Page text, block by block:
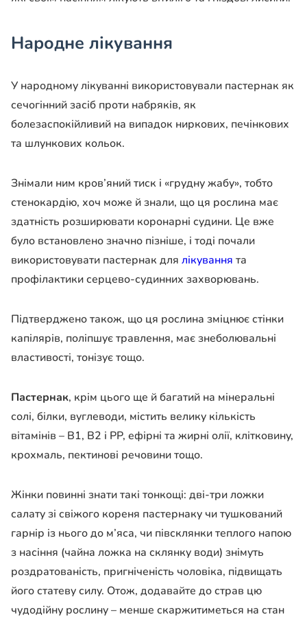
Народне лікування
У народному лікуванні використовували пастернак як
сечогінний засіб проти набряків, як
болезаспокійливий на випадок ниркових, печінкових
та шлункових кольок.
Знімали ним кров’яний тиск і «грудну жабу», тобто
стенокардію, хоч може й знали, що ця рослина має
здатність розширювати коронарні судини. Це вже
було встановлено значно пізніше, і тоді почали
використовувати пастернак для лікування та
профілактики серцево-судинних захворювань.
Підтверджено також, що ця рослина зміцнює стінки
капілярів, поліпшує травлення, має знеболювальні
властивості, тонізує тощо.
Пастернак, крім цього ще й багатий на мінеральні
солі, білки, вуглеводи, містить велику кількість
вітамінів – В1, В2 і РР, ефірні та жирні олії, клітковину,
крохмаль, пектинові речовини тощо.
Жінки повинні знати такі тонкощі: дві-три ложки
салату зі свіжого кореня пастернаку чи тушкований
гарнір із нього до м’яса, чи півсклянки теплого напою
з насіння (чайна ложка на склянку води) знімуть
роздратованість, пригніченість чоловіка, підвищать
його статеву силу. Отож, додавайте до страв цю
чудодійну рослину – менше скаржитиметься на стан